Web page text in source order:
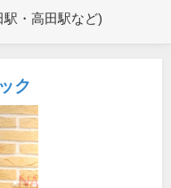
駅・高田駅など)
ク